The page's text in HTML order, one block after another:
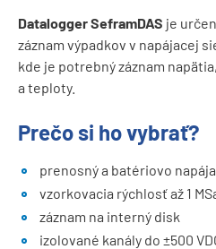
Datalogger SeframDAS je
záznam výpadkov v napájacej
kde je potrebný záznam
a teploty.
Prečo si ho vybrať?
prenosný a batériovo
vzorkovacia rýchlosť až 1
záznam na interný disk
izolované kanály do ±500